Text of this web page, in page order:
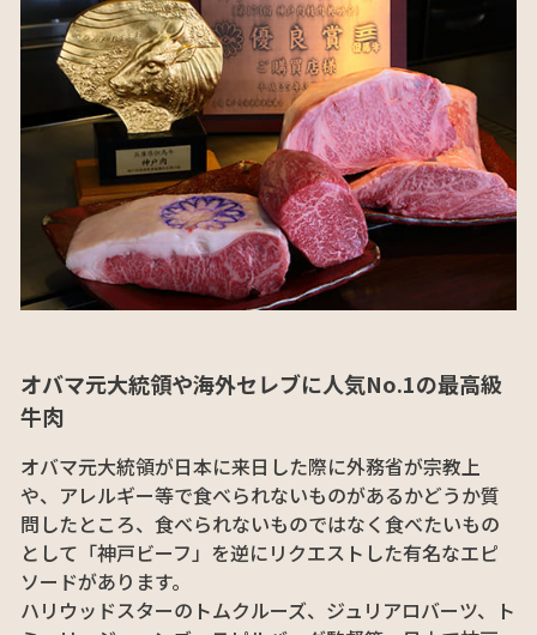
オバマ元大統領や海外セレブに人気No.1の最高級
牛肉
オバマ元大統領が日本に来日した際に外務省が宗教上
や、アレルギー等で食べられないものがあるかどうか質
問したところ、食べられないものではなく食べたいもの
として「神戸ビーフ」を逆にリクエストした有名なエピ
ソードがあります。
ハリウッドスターのトムクルーズ、ジュリアロバーツ、ト